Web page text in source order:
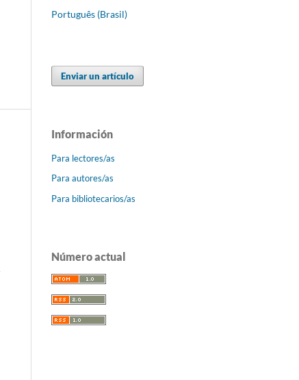
Português (Brasil)
Enviar un artículo
Información
Para lectores/as
Para autores/as
Para bibliotecarios/as
Número actual